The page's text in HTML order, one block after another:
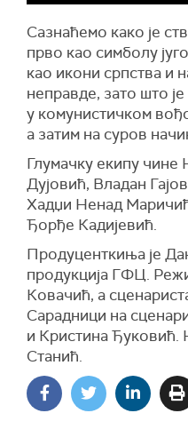
Сазнаћемо како је
прво као симболу
као икони српства и
неправде, зато што
у комунистичком
а затим на суров
Глумачку екипу чине
Дујовић, Владан
Хадџи Ненад
Ђорђе Кадијевић.
Продуценткиња је
продукција ГФЦ.
Ковачић, а
Сарадници на
и Кристина Ђуковић.
Станић.